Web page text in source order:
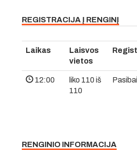
REGISTRACIJA Į RENGINĮ
Laikas
Laisvos
vietos
12:00
liko 110 iš
110
RENGINIO INFORMACIJA